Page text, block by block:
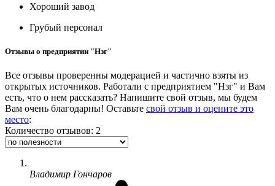
Хороший завод
Грубый персонал
Отзывы о предприятии "Нзг"
Все отзывы проверенны модерацией и частично взяты из
открытых источников. Работали с предприятием "Нзг" и Вам
есть, что о нем рассказать? Напишите свой отзыв, мы будем
Вам очень благодарны! Оставьте свой отзыв и оцените это
место:
Количество отзывов: 2
Владимир Гончаров